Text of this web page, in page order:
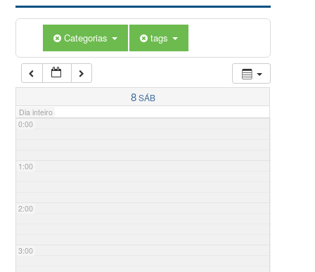
Categorias tags
8SÁB
Dia inteiro
0:00
1:00
2:00
3:00